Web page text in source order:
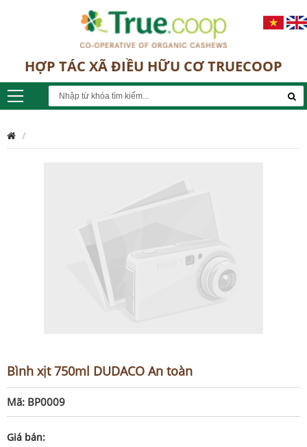
HỢP TÁC XÃ ĐIỀU HỮU CƠ TRUECOOP
Bình xịt 750ml DUDACO An toàn
Mã: BP0009
Giá bán: